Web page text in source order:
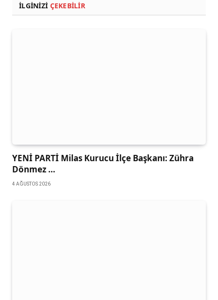
İLGINIZI ÇEKEBILIR
YENİ PARTİ Milas Kurucu İlçe Başkanı: Zühra
Dönmez …
4 AĞUSTOS 2026